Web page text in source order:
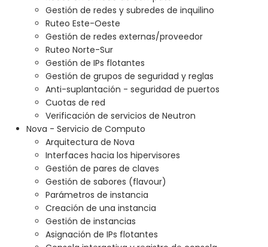
Gestión de redes y subredes de inquilino
Ruteo Este-Oeste
Gestión de redes externas/proveedor
Ruteo Norte-Sur
Gestión de IPs flotantes
Gestión de grupos de seguridad y reglas
Anti-suplantación - seguridad de puertos
Cuotas de red
Verificación de servicios de Neutron
Nova - Servicio de Computo
Arquitectura de Nova
Interfaces hacia los hipervisores
Gestión de pares de claves
Gestión de sabores (flavour)
Parámetros de instancia
Creación de una instancia
Gestión de instancias
Asignación de IPs flotantes